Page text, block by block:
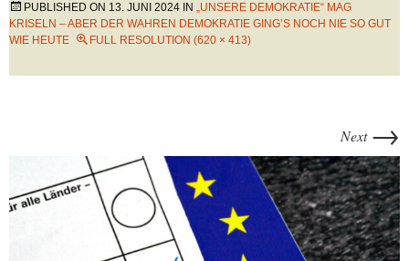
PUBLISHED ON 13. JUNI 2024 IN „UNSERE DEMOKRATIE“ MAG
KRISELN – ABER DER WAHREN DEMOKRATIE GING’S NOCH NIE SO GUT
WIE HEUTE
FULL RESOLUTION (620 × 413)
Next →